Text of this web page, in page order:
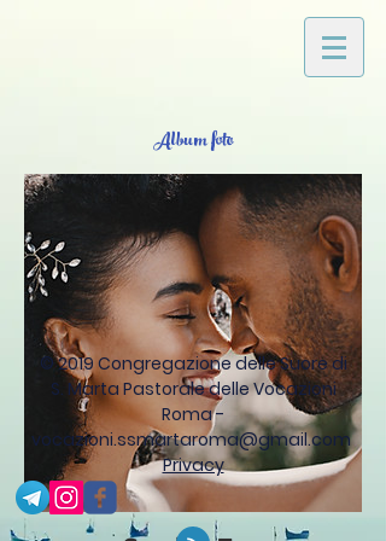
Album foto
© 2019 Congregazione delle Suore di
S. Marta Pastorale delle Vocazioni
Roma -
vocazioni.ssmartaroma@gmail.com
Privacy